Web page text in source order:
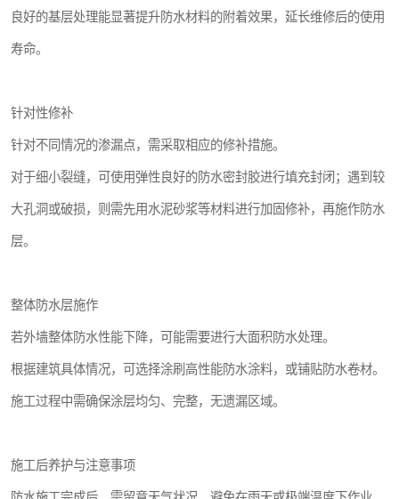
良好的基层处理能显著提升防水材料的附着效果，延长维修后的使用
寿命。
针对性修补
针对不同情况的渗漏点，需采取相应的修补措施。
对于细小裂缝，可使用弹性良好的防水密封胶进行填充封闭；遇到较
大孔洞或破损，则需先用水泥砂浆等材料进行加固修补，再施作防水
层。
整体防水层施作
若外墙整体防水性能下降，可能需要进行大面积防水处理。
根据建筑具体情况，可选择涂刷高性能防水涂料，或铺贴防水卷材。
施工过程中需确保涂层均匀、完整，无遗漏区域。
施工后养护与注意事项